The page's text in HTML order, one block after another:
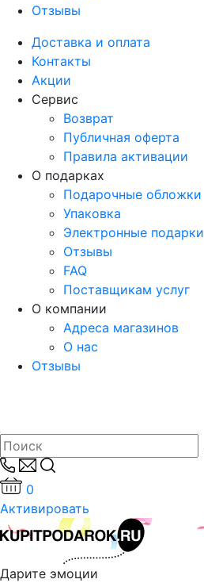
Отзывы
Доставка и оплата
Контакты
Акции
Сервис
Возврат
Публичная оферта
Правила активации
О подарках
Подарочные обложки
Упаковка
Электронные подарки
Отзывы
FAQ
Поставщикам услуг
О компании
Адреса магазинов
О нас
Отзывы
0
Активировать
Дарите эмоции